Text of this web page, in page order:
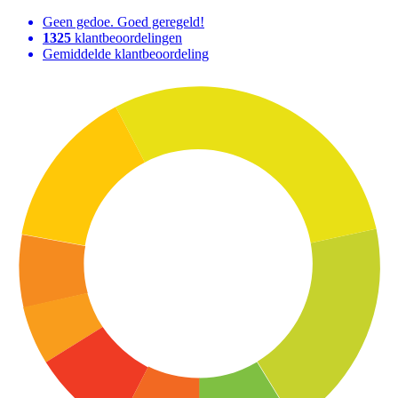
Geen gedoe. Goed geregeld!
1325 klantbeoordelingen
Gemiddelde klantbeoordeling